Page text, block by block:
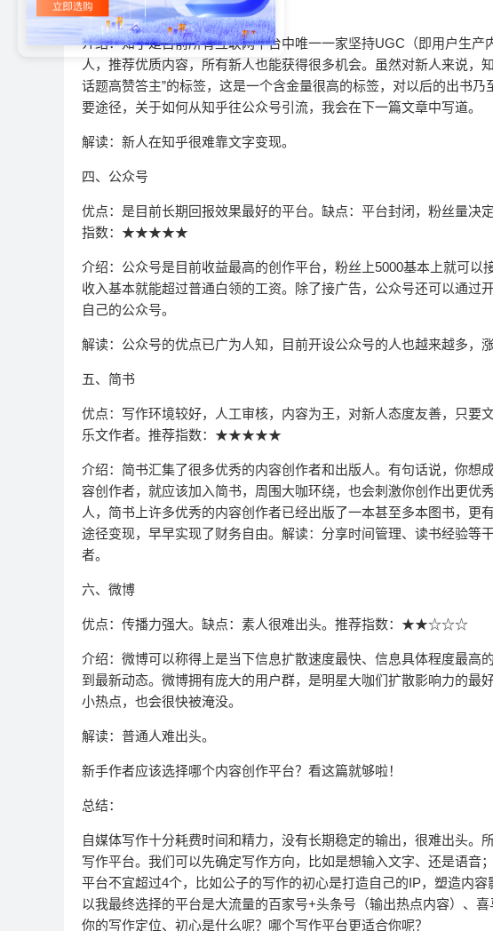
★★★☆☆
介绍：知乎是目前所有互联网平台中唯一一家坚持UGC（即用户生
人，推荐优质内容，所有新人也能获得很多机会。虽然对新人来说，
话题高赞答主”的标签，这是一个含金量很高的标签，对以后的出书
要途径，关于如何从知乎往公众号引流，我会在下一篇文章中写道。
解读：新人在知乎很难靠文字变现。
四、公众号
优点：是目前长期回报效果最好的平台。缺点：平台封闭，粉丝量决
指数：★★★★★
介绍：公众号是目前收益最高的创作平台，粉丝上5000基本上就可以
收入基本就能超过普通白领的工资。除了接广告，公众号还可以通过
自己的公众号。
解读：公众号的优点已广为人知，目前开设公众号的人也越来越多，涨
五、简书
优点：写作环境较好，人工审核，内容为王，对新人态度友善，只要
乐文作者。推荐指数：★★★★★
介绍：简书汇集了很多优秀的内容创作者和出版人。有句话说，你想
容创作者，就应该加入简书，周围大咖环绕，也会刺激你创作出更优
人，简书上许多优秀的内容创作者已经出版了一本甚至多本图书，更
途径变现，早早实现了财务自由。解读：分享时间管理、读书经验等
者。
六、微博
优点：传播力强大。缺点：素人很难出头。推荐指数：★★☆☆☆
介绍：微博可以称得上是当下信息扩散速度最快、信息具体程度最高
到最新动态。微博拥有庞大的用户群，是明星大咖们扩散影响力的最
小热点，也会很快被淹没。
解读：普通人难出头。
新手作者应该选择哪个内容创作平台？看这篇就够啦！
总结：
自媒体写作十分耗费时间和精力，没有长期稳定的输出，很难出头
写作平台。我们可以先确定写作方向，比如是想输入文字、还是语音
平台不宜超过4个，比如公子的写作的初心是打造自己的IP，塑造内
以我最终选择的平台是大流量的百家号+头条号（输出热点内容）、
你的写作定位、初心是什么呢？哪个写作平台更适合你呢？